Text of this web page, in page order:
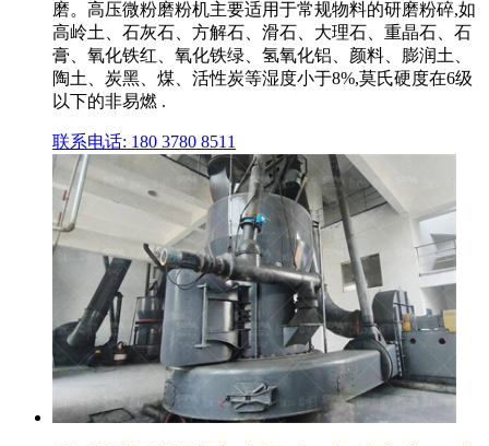
磨。高压微粉磨粉机主要适用于常规物料的研磨粉碎,如
高岭土、石灰石、方解石、滑石、大理石、重晶石、石
膏、氧化铁红、氧化铁绿、氢氧化铝、颜料、膨润土、
陶土、炭黑、煤、活性炭等湿度小于8%,莫氏硬度在6级
以下的非易燃 .
联系电话: 180 3780 8511